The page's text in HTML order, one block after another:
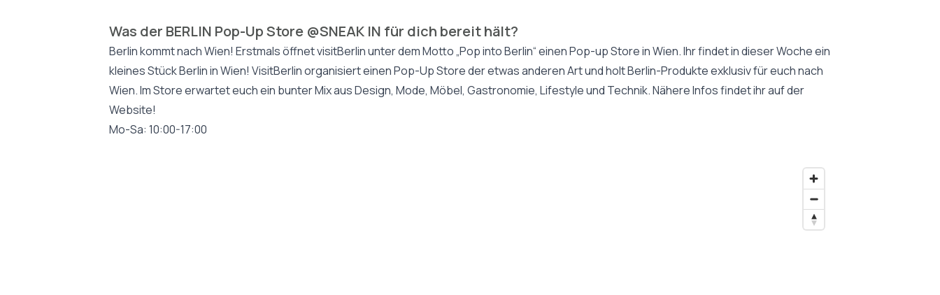
Was der BERLIN Pop-Up Store @SNEAK IN für dich bereit hält?
Berlin kommt nach Wien! Erstmals öffnet visitBerlin unter dem Motto „Pop into Berlin“ einen Pop-up Store in Wien. Ihr findet in dieser Woche ein
kleines Stück Berlin in Wien! VisitBerlin organisiert einen Pop-Up Store der etwas anderen Art und holt Berlin-Produkte exklusiv für euch nach
Wien. Im Store erwartet euch ein bunter Mix aus Design, Mode, Möbel, Gastronomie, Lifestyle und Technik. Nähere Infos findet ihr auf der
Website!
Mo-Sa: 10:00-17:00